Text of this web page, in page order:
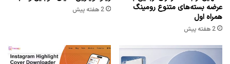
عرضه بسته‌های متنوع رومینگ
همراه اول
2 هفته پیش
2 هفته پیش